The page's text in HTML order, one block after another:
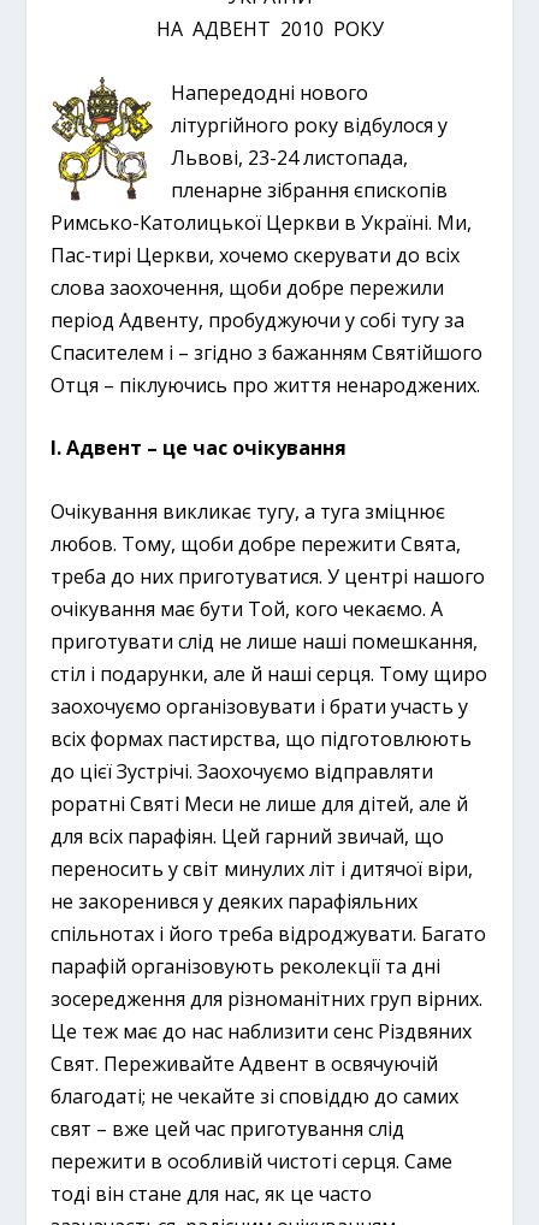
НА АДВЕНТ 2010 РОКУ
Напередодні нового
літургійного року відбулося у
Львові, 23-24 листопада,
пленарне зібрання єпископів
Римсько-Католицької Церкви в Україні. Ми,
Пас-тирі Церкви, хочемо скерувати до всіх
слова заохочення, щоби добре пережили
період Адвенту, пробуджуючи у собі тугу за
Спасителем і – згідно з бажанням Святійшого
Отця – піклуючись про життя ненароджених.
І. Адвент – це час очікування
Очікування викликає тугу, а туга зміцнює
любов. Тому, щоби добре пережити Свята,
треба до них приготуватися. У центрі нашого
очікування має бути Той, кого чекаємо. А
приготувати слід не лише наші помешкання,
стіл і подарунки, але й наші серця. Тому щиро
заохочуємо організовувати і брати участь у
всіх формах пастирства, що підготовлюють
до цієї Зустрічі. Заохочуємо відправляти
роратні Святі Меси не лише для дітей, але й
для всіх парафіян. Цей гарний звичай, що
переносить у світ минулих літ і дитячої віри,
не закоренився у деяких парафіяльних
спільнотах і його треба відроджувати. Багато
парафій організовують реколекції та дні
зосередження для різноманітних груп вірних.
Це теж має до нас наблизити сенс Різдвяних
Свят. Переживайте Адвент в освячуючій
благодаті; не чекайте зі сповіддю до самих
свят – вже цей час приготування слід
пережити в особливій чистоті серця. Саме
тоді він стане для нас, як це часто